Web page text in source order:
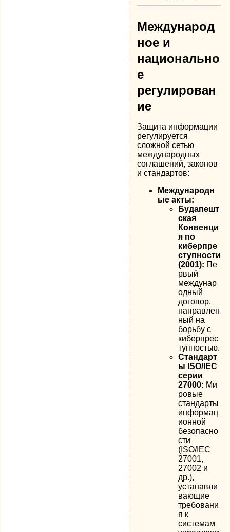
Международ
ное и
национально
е
регулирован
ие
Защита информации
регулируется
сложной сетью
международных
соглашений, законов
и стандартов:
Международн
ые акты:
Будапешт
ская
Конвенци
я по
киберпре
ступности
(2001): Пе
рвый
междунар
одный
договор,
направлен
ный на
борьбу с
киберпрес
тупностью.
Стандарт
ы ISO/IEC
серии
27000: Ми
ровые
стандарты
информац
ионной
безопасно
сти
(ISO/IEC
27001,
27002 и
др.),
устанавли
вающие
требовани
я к
системам